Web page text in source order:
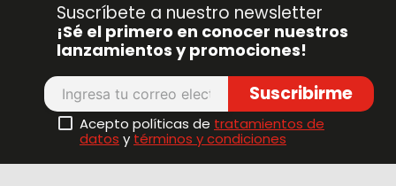
Suscríbete a nuestro newsletter
¡Sé el primero en conocer nuestros
lanzamientos y promociones!
Suscribirme
Acepto políticas de tratamientos de
datos y términos y condiciones